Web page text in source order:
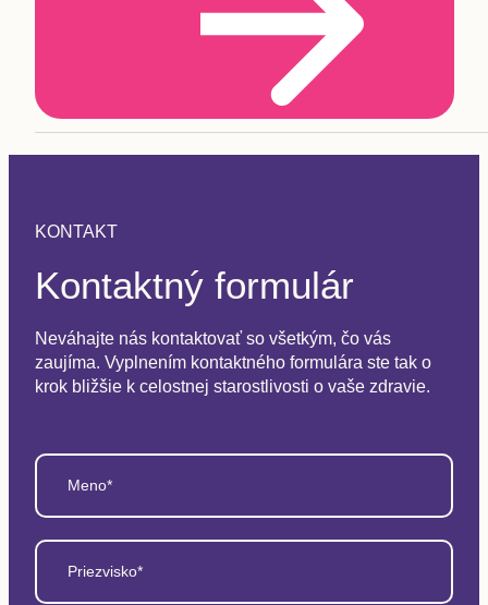
KONTAKT
Kontaktný formulár
Neváhajte nás kontaktovať so všetkým, čo vás
zaujíma. Vyplnením kontaktného formulára ste tak o
krok bližšie k celostnej starostlivosti o vaše zdravie.
Meno*
Priezvisko*